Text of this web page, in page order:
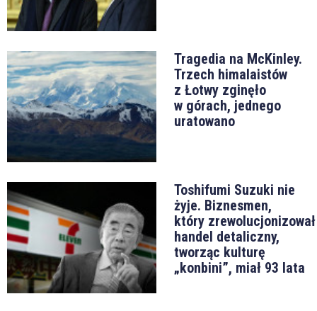
Tragedia na McKinley.
Trzech himalaistów
z Łotwy zginęło
w górach, jednego
uratowano
Toshifumi Suzuki nie
żyje. Biznesmen,
który zrewolucjonizował
handel detaliczny,
tworząc kulturę
„konbini”, miał 93 lata